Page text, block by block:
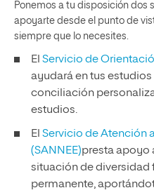
Ponemos a tu disposición dos
apoyarte desde el punto de
siempre que lo necesites.
El Servicio de
ayudará en tus
conciliación
estudios.
El Servicio de Atención
(SANNEE)presta apoyo
situación de diversidad
permanente,